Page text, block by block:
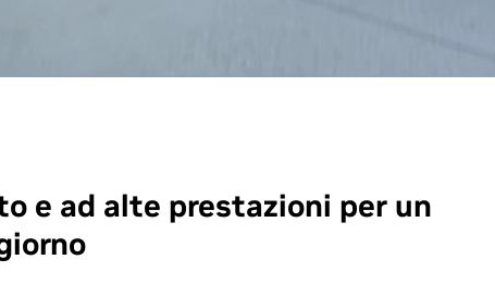
e ad alte prestazioni per un